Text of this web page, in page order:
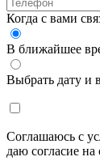
Когда с вами
В ближайшее
Выбрать дату и
Соглашаюсь с
даю согласие